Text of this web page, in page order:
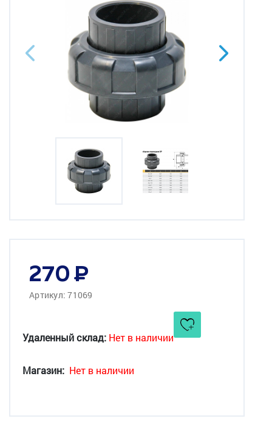
270
Артикул: 71069
Удаленный склад: Нет в наличии
Магазин: Нет в наличии